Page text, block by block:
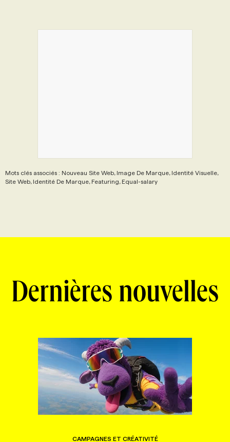
Mots clés associés : Nouveau Site Web, Image De Marque, Identité Visuelle,
Site Web, Identité De Marque, Featuring, Equal-salary
Dernières nouvelles
CAMPAGNES ET CRÉATIVITÉ